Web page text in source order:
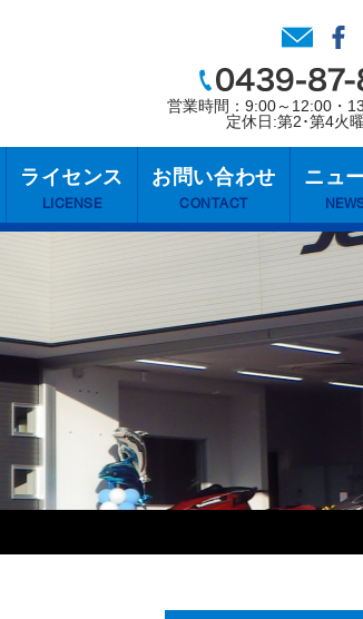
営業時間：9:00～12:00・
定休日:第2･第4火
ライセンス
LICENSE
お問い合わせ
CONTACT
ニュ